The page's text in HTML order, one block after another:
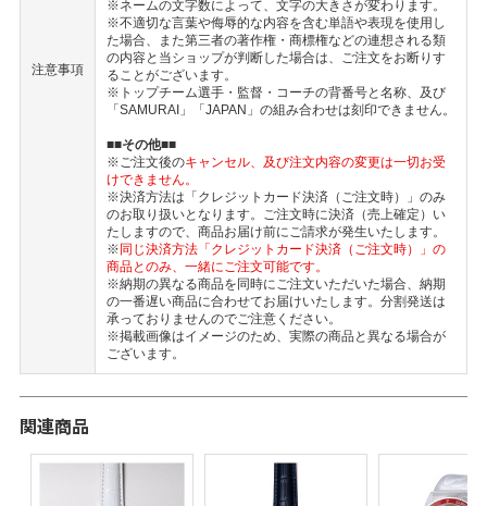
注意事項
※ネームの文字数によって、文字の大きさが変わります。
※不適切な言葉や侮辱的な内容を含む単語や表現を使用し
た場合、また第三者の著作権・商標権などの連想される類
の内容と当ショップが判断した場合は、ご注文をお断りす
ることがございます。
※トップチーム選手・監督・コーチの背番号と名称、及び
「SAMURAI」「JAPAN」の組み合わせは刻印できません。
■■その他■■
※ご注文後のキャンセル、及び注文内容の変更は一切お受
けできません。
※決済方法は「クレジットカード決済（ご注文時）」のみ
のお取り扱いとなります。ご注文時に決済（売上確定）い
たしますので、商品お届け前にご請求が発生いたします。
※ 同じ決済方法「クレジットカード決済（ご注文時）」の
商品とのみ、一緒にご注文可能です。
※納期の異なる商品を同時にご注文いただいた場合、納期
の一番遅い商品に合わせてお届けいたします。分割発送は
承っておりませんのでご注意ください。
※掲載画像はイメージのため、実際の商品と異なる場合が
ございます。
関連商品